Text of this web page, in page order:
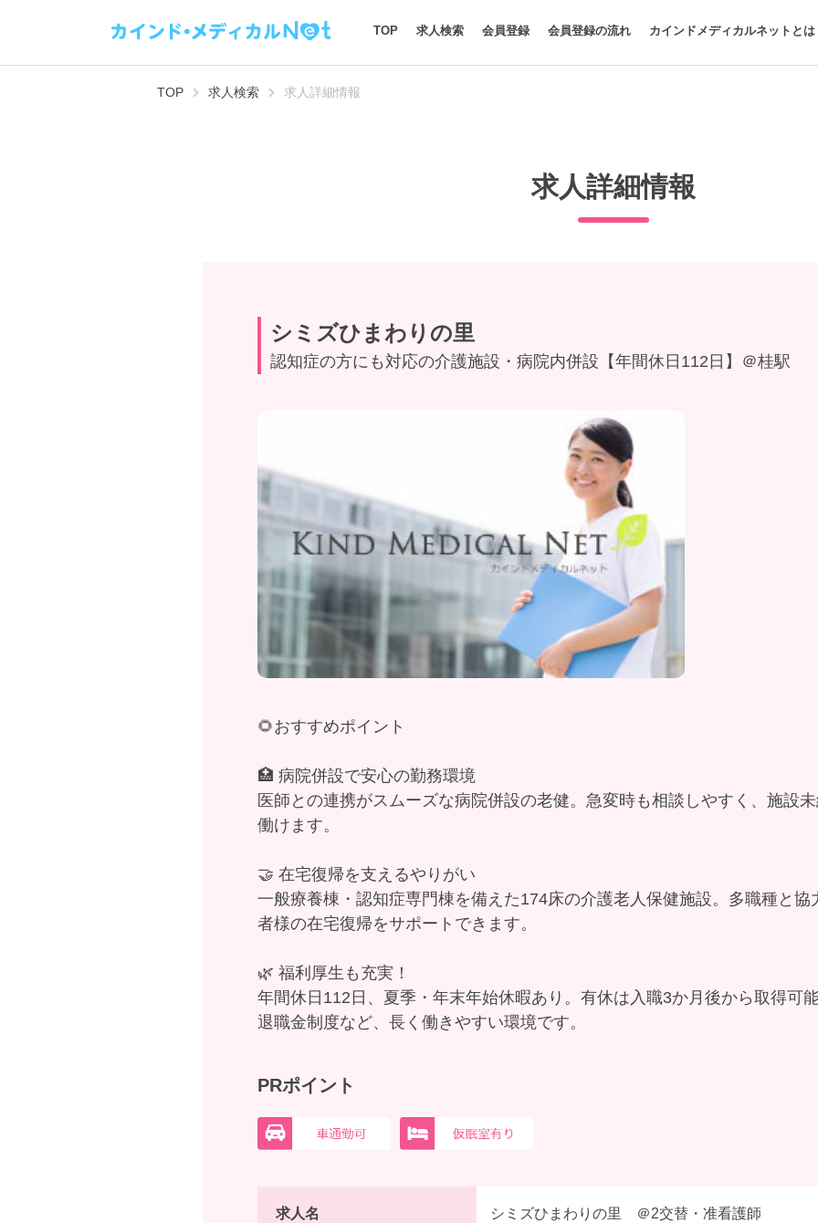
TOP 求人検索 会員登録 会員登録の流れ カインドメディカルネットとは
TOP 求人検索 求人詳細情報
求人詳細情報
シミズひまわりの里
認知症の方にも対応の介護施設・病院内併設【年間休日112日】＠桂駅
🌻おすすめポイント
🏥 病院併設で安心の勤務環境
医師との連携がスムーズな病院併設の老健。急変時も相談しやすく、施設
働けます。
🤝 在宅復帰を支えるやりがい
一般療養棟・認知症専門棟を備えた174床の介護老人保健施設。多職種と協
者様の在宅復帰をサポートできます。
🌿 福利厚生も充実！
年間休日112日、夏季・年末年始休暇あり。有休は入職3か月後から取得可
退職金制度など、長く働きやすい環境です。
PRポイント
求人名 シミズひまわりの里 ＠2交替・准看護師